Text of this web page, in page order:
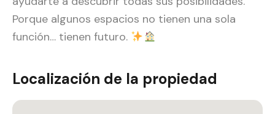
Porque algunos espacios no tienen una sola
función… tienen futuro.
Localización de la propiedad